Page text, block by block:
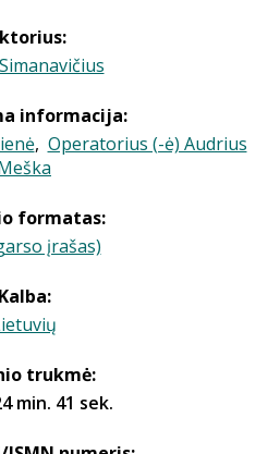
informacija:
, Operatorius (-ė) Audrius
formatas:
įrašas)
Kalba:
trukmė:
min. 41 sek.